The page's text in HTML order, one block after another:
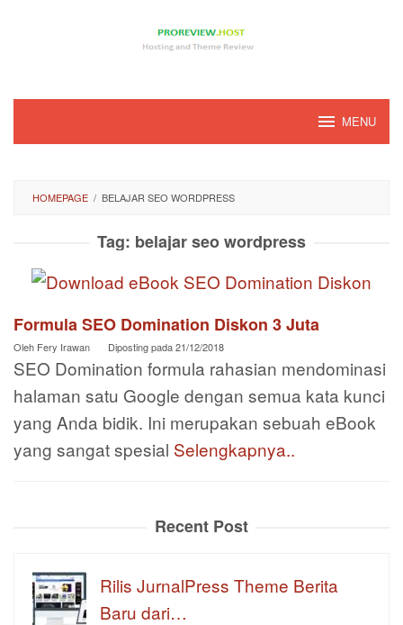
MENU
HOMEPAGE / BELAJAR SEO WORDPRESS
Tag: belajar seo wordpress
Formula SEO Domination Diskon 3 Juta
Oleh Fery Irawan Diposting pada21/12/2018
SEO Domination formula rahasian mendominasi
halaman satu Google dengan semua kata kunci
yang Anda bidik. Ini merupakan sebuah eBook
yang sangat spesial Selengkapnya..
Recent Post
Rilis JurnalPress Theme Berita
Baru dari…